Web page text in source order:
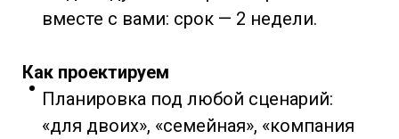
вместе с вами: срок — 2 недели.
Как проектируем
Планировка под любой сценарий:
«для двоих», «семейная», «компания